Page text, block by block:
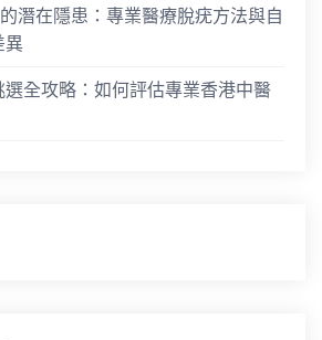
潛在隱患：專業醫療脫疣方法與自
異
全攻略：如何評估專業香港中醫